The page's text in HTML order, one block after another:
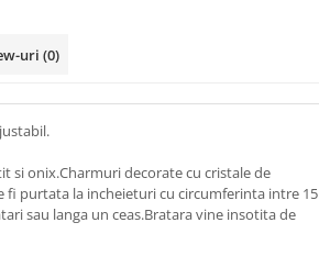
uri (0)
si onix.Charmuri decorate cu cristale de
fi purtata la incheieturi cu circumferinta intre 15
sau langa un ceas.Bratara vine insotita de